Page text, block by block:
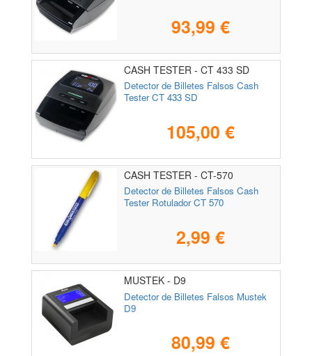
93,99 €
CASH TESTER - CT 433 SD
Detector de Billetes Falsos Cash
Tester CT 433 SD
105,00 €
CASH TESTER - CT-570
Detector de Billetes Falsos Cash
Tester Rotulador CT 570
2,99 €
MUSTEK - D9
Detector de Billetes Falsos Mustek
D9
80,99 €